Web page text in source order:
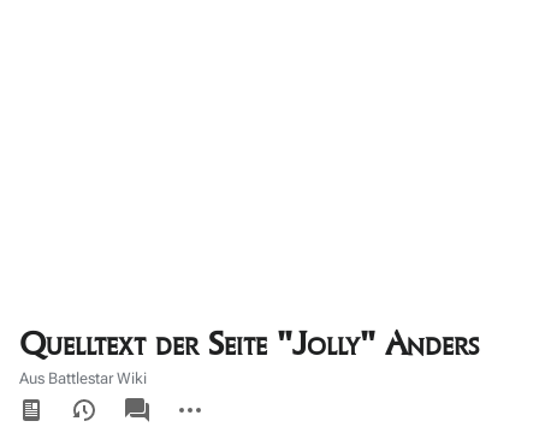
Quelltext der Seite "Jolly" Anders
Aus Battlestar Wiki
Ansichten
associated-
pages
Aktionen